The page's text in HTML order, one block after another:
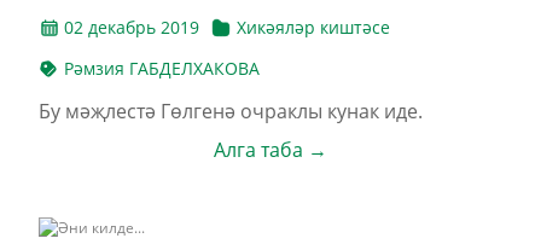
02 декабрь 2019
Хикәяләр киштәсе
Рәмзия ГАБДЕЛХАКОВА
Бу мәҗлестә Гөлгенә очраклы кунак иде.
Алга таба →